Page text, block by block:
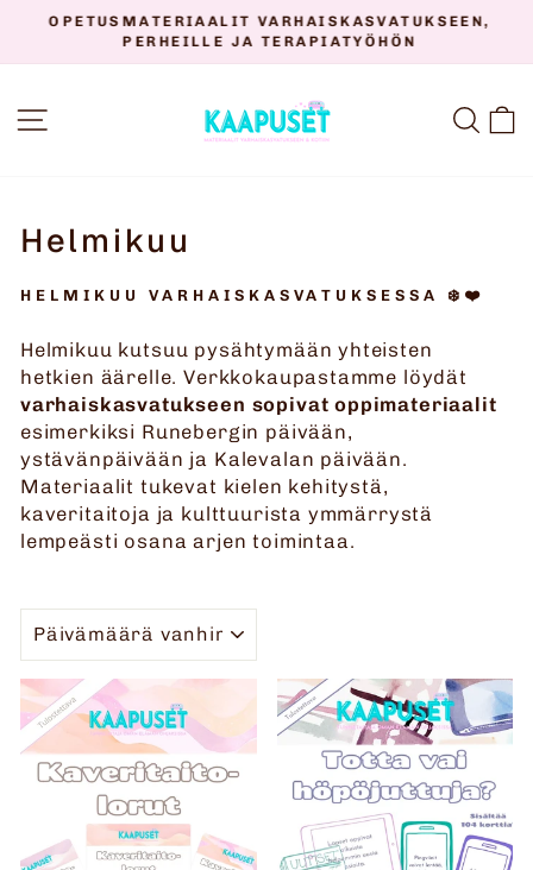
Siirry
Keskeytä
OPETUSMATERIAALIT VARHAISKASVATUKSEEN,
PERHEILLE JA TERAPIATYÖHÖN
SIVUSTON NAVIGOINTI
Helmikuu
HELMIKUU VARHAISKASVATUKSESSA ❄️❤️
Helmikuu kutsuu pysähtymään yhteisten
hetkien äärelle. Verkkokaupastamme löydät
varhaiskasvatukseen sopivat oppimateriaalit
esimerkiksi Runebergin päivään,
ystävänpäivään ja Kalevalan päivään.
Materiaalit tukevat kielen kehitystä,
kaveritaitoja ja kulttuurista ymmärrystä
lempeästi osana arjen toimintaa.